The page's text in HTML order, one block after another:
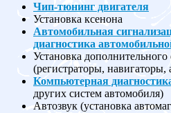
Чип-тюнинг двигателя
Установка ксенона
Автомобильная
диагностика
Установка дополнительного
(регистраторы,
Компьютерная
других систем автомобиля)
Автозвук (установка